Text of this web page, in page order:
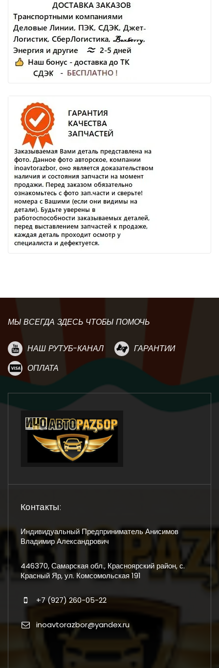
МЫ ВСЕГДА ЗДЕСЬ ЧТОБЫ ПОМОЧЬ
НАШ РУТУБ-КАНАЛ
ГАРАНТИИ
ОПЛАТА
Контакты:
Индивидуальный Предприниматель Анисимов
Владимир Александрович
446370, Самарская обл., Красноярский район, с.
Красный Яр, ул. Комсомольская 191
+7 (927) 260-05-22
inoavtorazbor@yandex.ru